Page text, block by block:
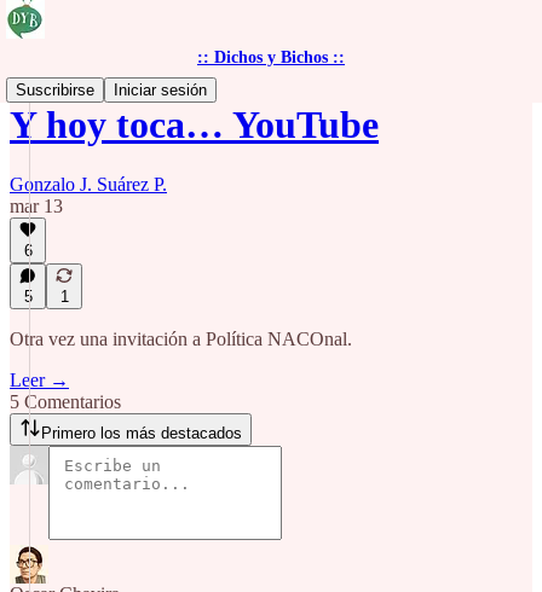
:: Dichos y Bichos ::
Suscribirse
Iniciar sesión
Y hoy toca… YouTube
Gonzalo J. Suárez P.
mar 13
6
5 1
Otra vez una invitación a Política NACOnal.
Leer →
5 Comentarios
Primero los más destacados